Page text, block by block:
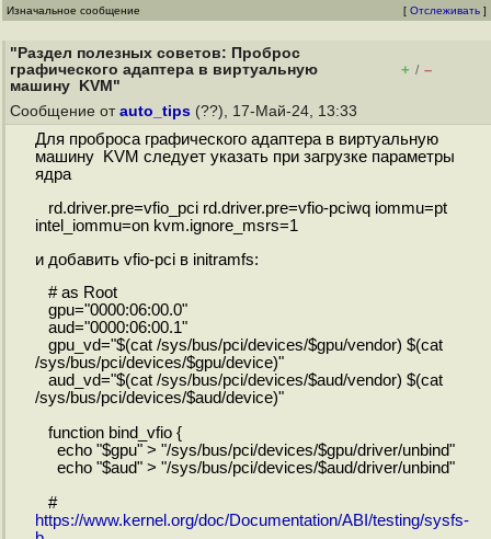
Изначальное сообщение [ Отслеживать ]
"Раздел полезных советов: Проброс
графического адаптера в виртуальную
машину KVM"
+ / –
Сообщение от auto_tips (??), 17-Май-24, 13:33
Для проброса графического адаптера в виртуальную
машину KVM следует указать при загрузке параметры
ядра
rd.driver.pre=vfio_pci rd.driver.pre=vfio-pciwq iommu=pt
intel_iommu=on kvm.ignore_msrs=1
и добавить vfio-pci в initramfs:
# as Root
gpu="0000:06:00.0"
aud="0000:06:00.1"
gpu_vd="$(cat /sys/bus/pci/devices/$gpu/vendor) $(cat
/sys/bus/pci/devices/$gpu/device)"
aud_vd="$(cat /sys/bus/pci/devices/$aud/vendor) $(cat
/sys/bus/pci/devices/$aud/device)"
function bind_vfio {
echo "$gpu" > "/sys/bus/pci/devices/$gpu/driver/unbind"
echo "$aud" > "/sys/bus/pci/devices/$aud/driver/unbind"
#
https://www.kernel.org/doc/Documentation/ABI/testing/sysfs-